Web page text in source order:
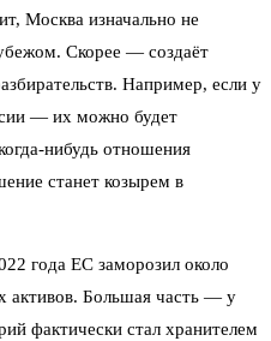
Москва изначально не
Скорее — создаёт
Например, если у
— их можно будет
нибудь отношения
станет козырем в
года ЕС заморозил около
активов. Большая часть — у
фактически стал хранителем